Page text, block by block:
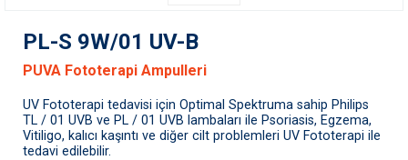
PL-S 9W/01 UV-B
PUVA Fototerapi Ampulleri
UV Fototerapi tedavisi için Optimal Spektruma sahip Philips
TL / 01 UVB ve PL / 01 UVB lambaları ile Psoriasis, Egzema,
Vitiligo, kalıcı kaşıntı ve diğer cilt problemleri UV Fototerapi ile
tedavi edilebilir.